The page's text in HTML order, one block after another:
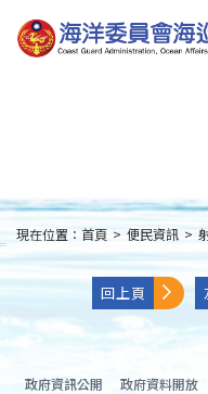
到
主
:::
現在位置： 首頁 > 便民資訊 >
回上頁
政府資訊公開 政府資料開放